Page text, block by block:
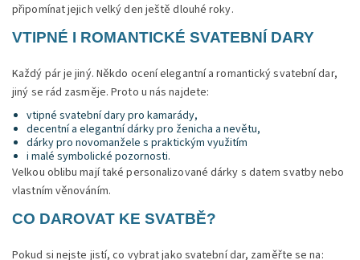
připomínat jejich velký den ještě dlouhé roky.
VTIPNÉ I ROMANTICKÉ SVATEBNÍ DARY
Každý pár je jiný. Někdo ocení elegantní a romantický svatební dar,
jiný se rád zasměje. Proto u nás najdete:
vtipné svatební dary pro kamarády,
decentní a elegantní dárky pro ženicha a nevětu,
dárky pro novomanžele s praktickým využitím
i malé symbolické pozornosti.
Velkou oblibu mají také personalizované dárky s datem svatby nebo
vlastním věnováním.
CO DAROVAT KE SVATBĚ?
Pokud si nejste jistí, co vybrat jako svatební dar, zaměřte se na: